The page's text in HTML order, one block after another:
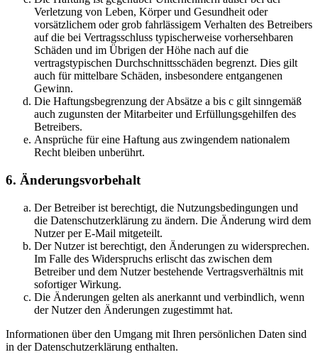
Verletzung von Leben, Körper und Gesundheit oder
vorsätzlichem oder grob fahrlässigem Verhalten des Betreibers
auf die bei Vertragsschluss typischerweise vorhersehbaren
Schäden und im Übrigen der Höhe nach auf die
vertragstypischen Durchschnittsschäden begrenzt. Dies gilt
auch für mittelbare Schäden, insbesondere entgangenen
Gewinn.
Die Haftungsbegrenzung der Absätze a bis c gilt sinngemäß
auch zugunsten der Mitarbeiter und Erfüllungsgehilfen des
Betreibers.
Ansprüche für eine Haftung aus zwingendem nationalem
Recht bleiben unberührt.
6. Änderungsvorbehalt
Der Betreiber ist berechtigt, die Nutzungsbedingungen und
die Datenschutzerklärung zu ändern. Die Änderung wird dem
Nutzer per E-Mail mitgeteilt.
Der Nutzer ist berechtigt, den Änderungen zu widersprechen.
Im Falle des Widerspruchs erlischt das zwischen dem
Betreiber und dem Nutzer bestehende Vertragsverhältnis mit
sofortiger Wirkung.
Die Änderungen gelten als anerkannt und verbindlich, wenn
der Nutzer den Änderungen zugestimmt hat.
Informationen über den Umgang mit Ihren persönlichen Daten sind
in der Datenschutzerklärung enthalten.